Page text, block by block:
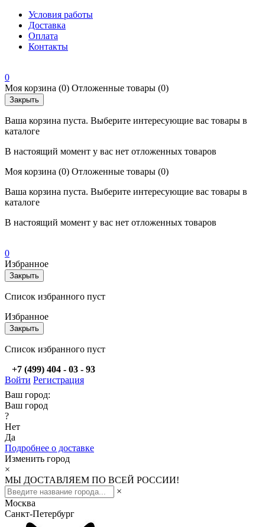
Условия работы
Доставка
Оплата
Контакты
0
Моя корзина (0) Отложенные товары (0)
Закрыть
Ваша корзина пуста. Выберите интересующие вас товары в
каталоге
В настоящий момент у вас нет отложенных товаров
Моя корзина (0) Отложенные товары (0)
Ваша корзина пуста. Выберите интересующие вас товары в
каталоге
В настоящий момент у вас нет отложенных товаров
0
Избранное
Закрыть
Список избранного пуст
Избранное
Закрыть
Список избранного пуст
+7 (499) 404 - 03 - 93
Войти Регистрация
Ваш город:
Ваш город
?
Нет
Да
Подробнее о доставке
Изменить город
×
МЫ ДОСТАВЛЯЕМ ПО ВСЕЙ РОССИИ!
×
Москва
Санкт-Петербург